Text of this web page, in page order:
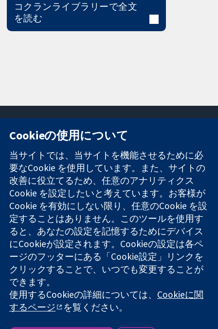
コクランライブラリーで全文
を読む
信頼できるエビ
デンスと
情報に基づく意
思決定により
健康のさらなる
向上へ
11-13 Cavendish
Square
London
W1G 0AN
United Kingdom
お問い合わせ
ニュース
広報
コクランにつ
いて
採用
Cochrane
Library
コクラン・コラボレーションは、イングランド及びウェールズ
に登録された慈善団体（登録番号 1045921）および保証有限責
任会社（登録番号 03044323）です。付加価値税登録番号 GB
718 2127 49
Copyright © 2026 The Cochrane Collaboration
Cookieの使用について
当サイトでは、当サイトを機能させるために必
要なCookie を使用しています。また、サイトの
改善に役立てるため、任意のアナリティクス
Cookie を設定したいと考えています。お客様が
Cookie を有効にしない限り、任意のCookie を設
定することはありません。このツールを使用す
ると、あなたの設定を記憶するためにデバイス
にCookieが設定されます。Cookieの設定は各ペ
ージのフッターにある「Cookie設定」リンクを
クリックすることで、いつでも変更することが
できます。
使用するCookieの詳細については、 Cookieに関
するページ
を覧ください。